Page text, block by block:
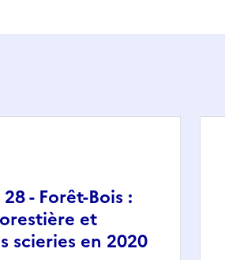
- Forêt-Bois :
et
scieries en 2020